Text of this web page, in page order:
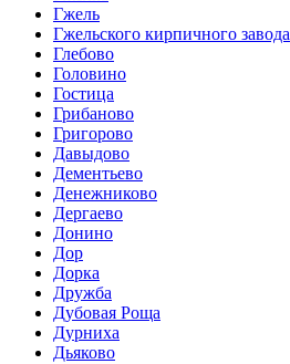
Гжель
Гжельского кирпичного завода
Глебово
Головино
Гостица
Грибаново
Григорово
Давыдово
Дементьево
Денежниково
Дергаево
Донино
Дор
Дорка
Дружба
Дубовая Роща
Дурниха
Дьяково